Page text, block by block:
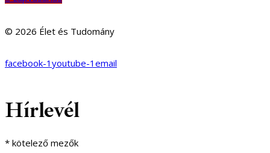
© 2026 Élet és Tudomány
facebook-1 youtube-1 email
Hírlevél
* kötelező mezők